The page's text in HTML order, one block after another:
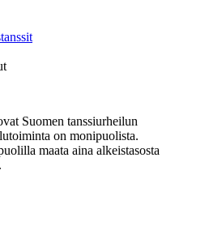
Suomen tanssiurheilun
on monipuolista.
maata aina alkeistasosta